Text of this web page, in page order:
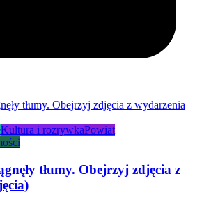
Kultura i rozrywkaPowiat
tłumy. Obejrzyj zdjęcia z